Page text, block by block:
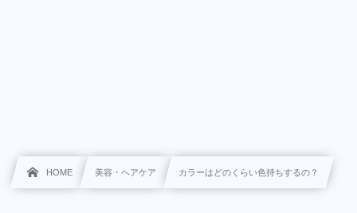
HOME 美容・ヘアケア カラーはどのくらい色持ちするの？